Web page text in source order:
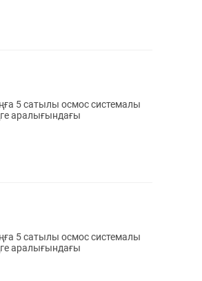
5 сатылы осмос системалы
5 сатылы осмос системалы